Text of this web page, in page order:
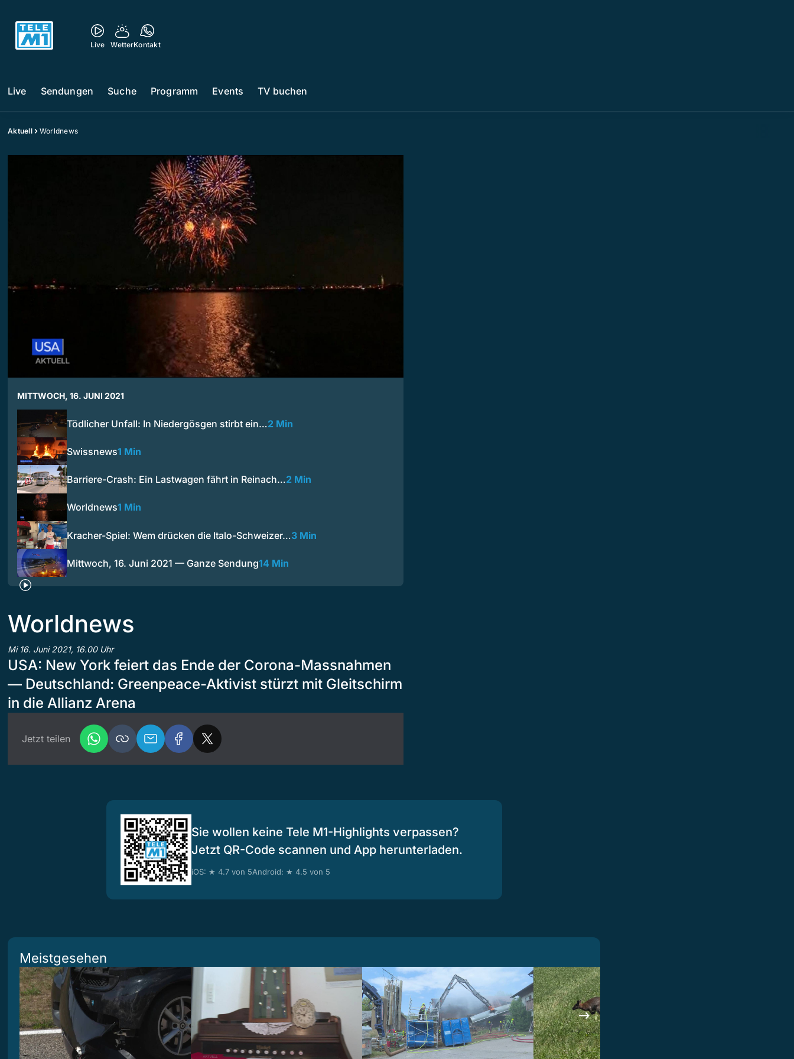
Live WetterKontakt
Live Sendungen Suche Programm Events TV buchen
Aktuell Worldnews
MITTWOCH, 16. JUNI 2021
Tödlicher Unfall: In Niedergösgen stirbt ein…2 Min
Swissnews1 Min
Barriere-Crash: Ein Lastwagen fährt in Reinach…2 Min
Worldnews1 Min
Kracher-Spiel: Wem drücken die Italo-Schweizer…3 Min
Mittwoch, 16. Juni 2021 — Ganze Sendung14 Min
Worldnews
Mi 16. Juni 2021, 16.00 Uhr
USA: New York feiert das Ende der Corona-Massnahmen
— Deutschland: Greenpeace-Aktivist stürzt mit Gleitschirm
in die Allianz Arena
Jetzt teilen
Sie wollen keine Tele M1-Highlights verpassen?
Jetzt QR-Code scannen und App herunterladen.
iOS: ★ 4.7 von 5Android: ★ 4.5 von 5
Meistgesehen